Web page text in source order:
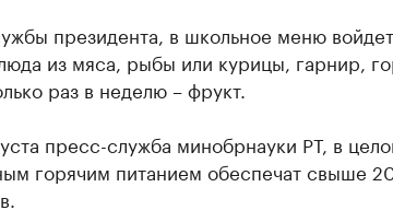
президента, в школьное меню
из мяса, рыбы или курицы, гарнир,
раз в неделю – фрукт.
пресс-служба минобрнауки РТ, в
горячим питанием обеспечат свыше